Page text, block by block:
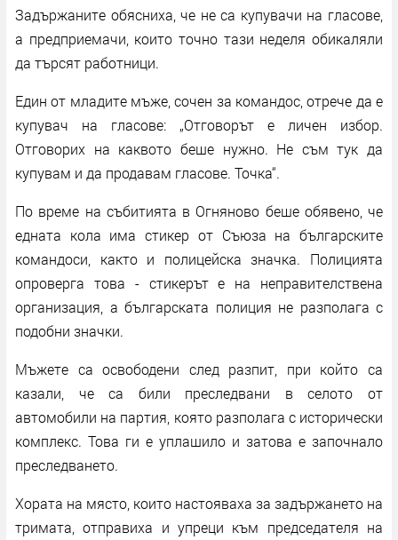
Задържаните обясниха, че не са купувачи на гласове,
а предприемачи, които точно тази неделя обикаляли
да търсят работници.
Един от младите мъже, сочен за командос, отрече да е
купувач на гласове: „Отговорът е личен избор.
Отговорих на каквото беше нужно. Не съм тук да
купувам и да продавам гласове. Точка“.
По време на събитията в Огняново беше обявено, че
едната кола има стикер от Съюза на българските
командоси, както и полицейска значка. Полицията
опроверга това - стикерът е на неправителствена
организация, а българската полиция не разполага с
подобни значки.
Мъжете са освободени след разпит, при който са
казали, че са били преследвани в селото от
автомобили на партия, която разполага с исторически
комплекс. Това ги е уплашило и затова е започнало
преследването.
Хората на място, които настояваха за задържането на
тримата, отправиха и упреци към председателя на